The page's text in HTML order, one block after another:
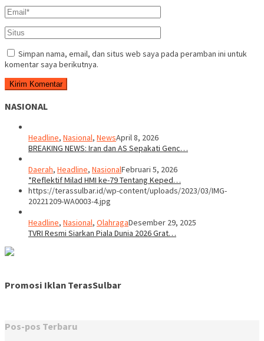
Simpan nama, email, dan situs web saya pada peramban ini untuk
komentar saya berikutnya.
NASIONAL
Headline, Nasional, NewsApril 8, 2026
BREAKING NEWS: Iran dan AS Sepakati Genc…
Daerah, Headline, NasionalFebruari 5, 2026
*Reflektif Milad HMI ke-79 Tentang Keped…
https://terassulbar.id/wp-content/uploads/2023/03/IMG-
20221209-WA0003-4.jpg
Headline, Nasional, OlahragaDesember 29, 2025
TVRI Resmi Siarkan Piala Dunia 2026 Grat…
Promosi Iklan TerasSulbar
Pos-pos Terbaru